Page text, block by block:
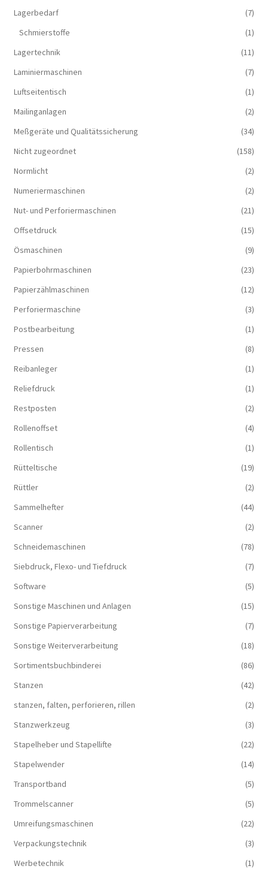
Lagerbedarf
(7)
Schmierstoffe
(1)
Lagertechnik
(11)
Laminiermaschinen
(7)
Luftseitentisch
(1)
Mailinganlagen
(2)
Meßgeräte und Qualitätssicherung
(34)
Nicht zugeordnet
(158)
Normlicht
(2)
Numeriermaschinen
(2)
Nut- und Perforiermaschinen
(21)
Offsetdruck
(15)
Ösmaschinen
(9)
Papierbohrmaschinen
(23)
Papierzählmaschinen
(12)
Perforiermaschine
(3)
Postbearbeitung
(1)
Pressen
(8)
Reibanleger
(1)
Reliefdruck
(1)
Restposten
(2)
Rollenoffset
(4)
Rollentisch
(1)
Rütteltische
(19)
Rüttler
(2)
Sammelhefter
(44)
Scanner
(2)
Schneidemaschinen
(78)
Siebdruck, Flexo- und Tiefdruck
(7)
Software
(5)
Sonstige Maschinen und Anlagen
(15)
Sonstige Papierverarbeitung
(7)
Sonstige Weiterverarbeitung
(18)
Sortimentsbuchbinderei
(86)
Stanzen
(42)
stanzen, falten, perforieren, rillen
(2)
Stanzwerkzeug
(3)
Stapelheber und Stapellifte
(22)
Stapelwender
(14)
Transportband
(5)
Trommelscanner
(5)
Umreifungsmaschinen
(22)
Verpackungstechnik
(3)
Werbetechnik
(1)